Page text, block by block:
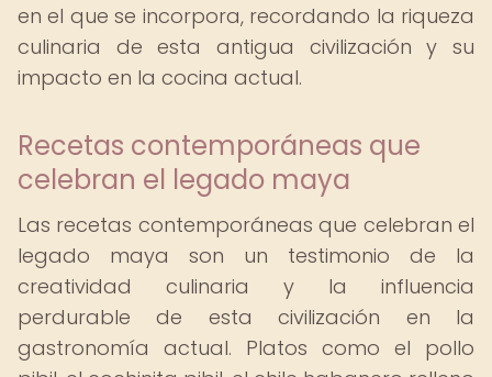
en el que se incorpora, recordando la riqueza
culinaria de esta antigua civilización y su
impacto en la cocina actual.
Recetas contemporáneas que
celebran el legado maya
Las recetas contemporáneas que celebran el
legado maya son un testimonio de la
creatividad culinaria y la influencia
perdurable de esta civilización en la
gastronomía actual. Platos como el pollo